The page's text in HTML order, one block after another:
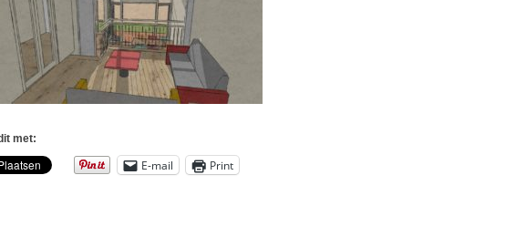
met:
E-mail Print